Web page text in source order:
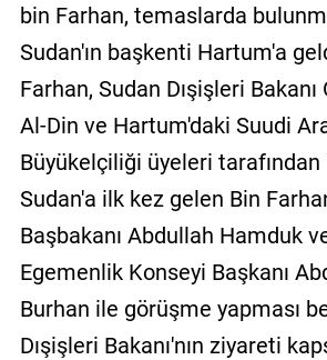
bin Farhan, temaslarda
Sudan'ın başkenti Hartum'a
Farhan, Sudan Dışişleri
Al-Din ve Hartum'daki Suudi
Büyükelçiliği üyeleri tarafından
Sudan'a ilk kez gelen Bin
Başbakanı Abdullah Hamduk
Egemenlik Konseyi Başkanı
Burhan ile görüşme yapması
Dışişleri Bakanı'nın ziyareti